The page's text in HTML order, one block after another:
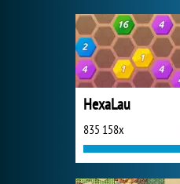
HexaLau
835 158x